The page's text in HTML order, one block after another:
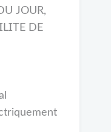
JOUR,
DE